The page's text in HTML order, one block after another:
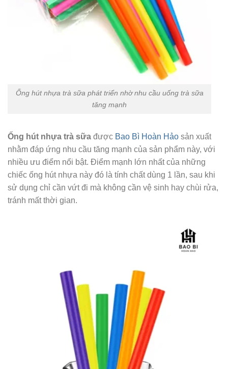
Ống hút nhựa trà sữa phát triển nhờ nhu cầu uống trà sữa
tăng mạnh
Ống hút nhựa trà sữa được Bao Bì Hoàn Hảo sản xuất
nhằm đáp ứng nhu cầu tăng mạnh của sản phẩm này, với
nhiều ưu điểm nổi bật. Điểm mạnh lớn nhất của những
chiếc ống hút nhựa này đó là tính chất dùng 1 lần, sau khi
sử dụng chỉ cần vứt đi mà không cần vệ sinh hay chùi rửa,
tránh mất thời gian.